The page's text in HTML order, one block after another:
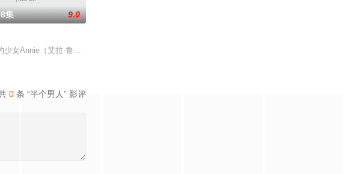
4月6日在Acorn TV首播。第六季的后续剧
集 9.0
少女Annie（艾拉·鲁宾 饰）和双胞胎哥哥由养父抚养长大。她无意中继承了神秘外祖父在加拿大的
0 条 “半个男人” 影评